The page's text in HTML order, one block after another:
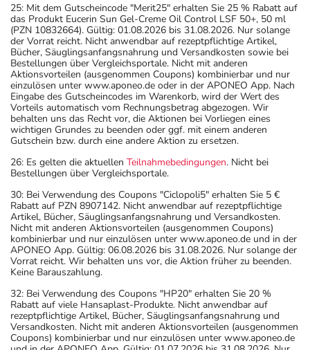
25: Mit dem Gutscheincode "Merit25" erhalten Sie 25 % Rabatt auf
das Produkt Eucerin Sun Gel-Creme Oil Control LSF 50+, 50 ml
(PZN 10832664). Gültig: 01.08.2026 bis 31.08.2026. Nur solange
der Vorrat reicht. Nicht anwendbar auf rezeptpflichtige Artikel,
Bücher, Säuglingsanfangsnahrung und Versandkosten sowie bei
Bestellungen über Vergleichsportale. Nicht mit anderen
Aktionsvorteilen (ausgenommen Coupons) kombinierbar und nur
einzulösen unter www.aponeo.de oder in der APONEO App. Nach
Eingabe des Gutscheincodes im Warenkorb, wird der Wert des
Vorteils automatisch vom Rechnungsbetrag abgezogen. Wir
behalten uns das Recht vor, die Aktionen bei Vorliegen eines
wichtigen Grundes zu beenden oder ggf. mit einem anderen
Gutschein bzw. durch eine andere Aktion zu ersetzen.
26: Es gelten die aktuellen Teilnahmebedingungen. Nicht bei
Bestellungen über Vergleichsportale.
30: Bei Verwendung des Coupons "Ciclopoli5" erhalten Sie 5 €
Rabatt auf PZN 8907142. Nicht anwendbar auf rezeptpflichtige
Artikel, Bücher, Säuglingsanfangsnahrung und Versandkosten.
Nicht mit anderen Aktionsvorteilen (ausgenommen Coupons)
kombinierbar und nur einzulösen unter www.aponeo.de und in der
APONEO App. Gültig: 06.08.2026 bis 31.08.2026. Nur solange der
Vorrat reicht. Wir behalten uns vor, die Aktion früher zu beenden.
Keine Barauszahlung.
32: Bei Verwendung des Coupons "HP20" erhalten Sie 20 %
Rabatt auf viele Hansaplast-Produkte. Nicht anwendbar auf
rezeptpflichtige Artikel, Bücher, Säuglingsanfangsnahrung und
Versandkosten. Nicht mit anderen Aktionsvorteilen (ausgenommen
Coupons) kombinierbar und nur einzulösen unter www.aponeo.de